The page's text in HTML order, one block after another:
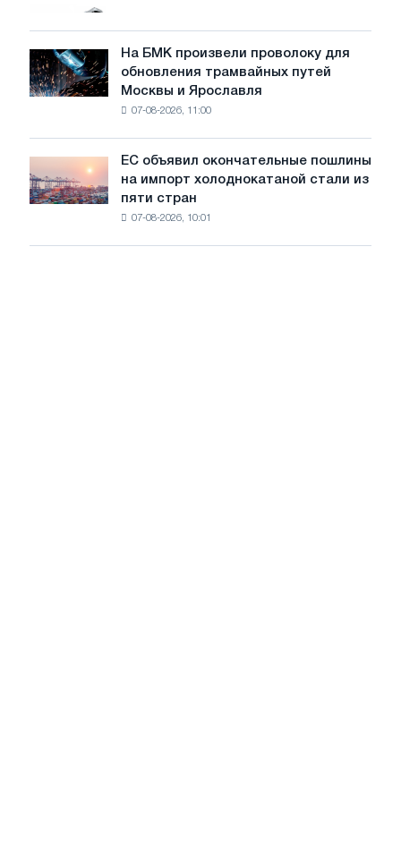
достижения
целей
обезуглероживания
грузовиков
в
июле
На
БМК
произвели
трамвайных
путей
Москвы
Ярославля
На БМК произвели проволоку для
обновления трамвайных путей
Москвы и Ярославля
07-08-2026, 11:00
объявил
окончательные
ЕС объявил окончательные пошлины
на импорт холоднокатаной стали из
пяти стран
07-08-2026, 10:01